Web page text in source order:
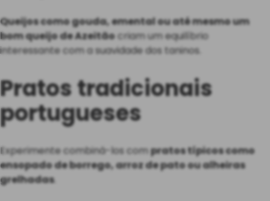
Queijos como gouda, emental ou até mesmo um
bom queijo de Azeitãocriam um equilíbrio
interessante com a suavidade dos taninos.
Pratos tradicionais
portugueses
Experimente combiná-los compratos típicos como
ensopado de borrego, arroz de pato ou alheiras
grelhadas.